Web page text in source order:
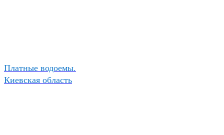
Платные водоемы.
Киевская область